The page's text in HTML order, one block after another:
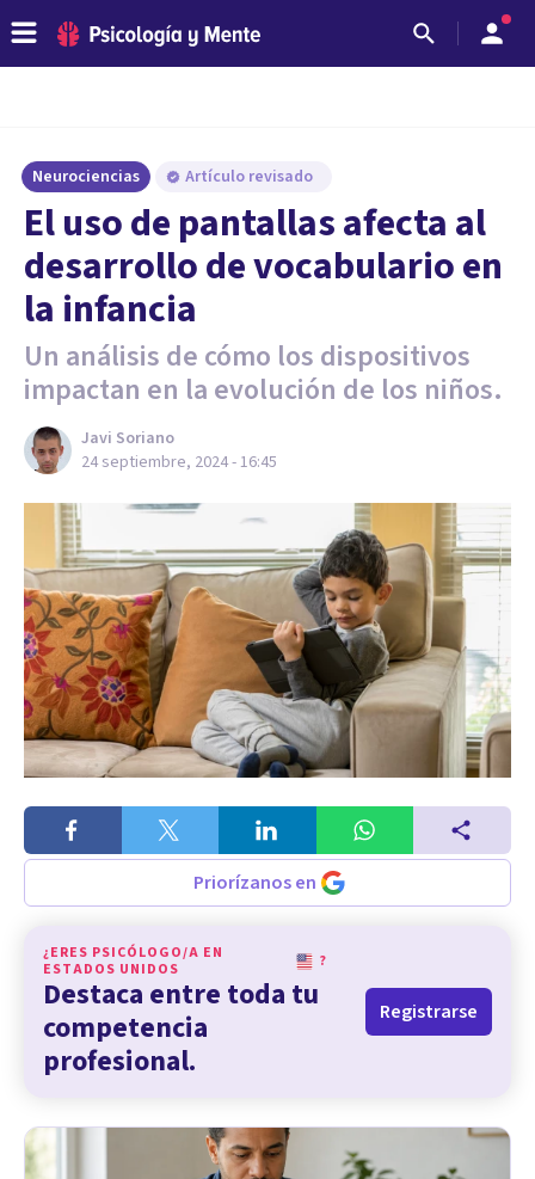
Neurociencias Artículo revisado
El uso de pantallas afecta al
desarrollo de vocabulario en
la infancia
Un análisis de cómo los dispositivos
impactan en la evolución de los niños.
Javi Soriano
24 septiembre, 2024 - 16:45
Priorízanos en
¿ERES PSICÓLOGO/A EN
ESTADOS UNIDOS
?
Destaca entre toda tu
competencia
profesional.
Registrarse